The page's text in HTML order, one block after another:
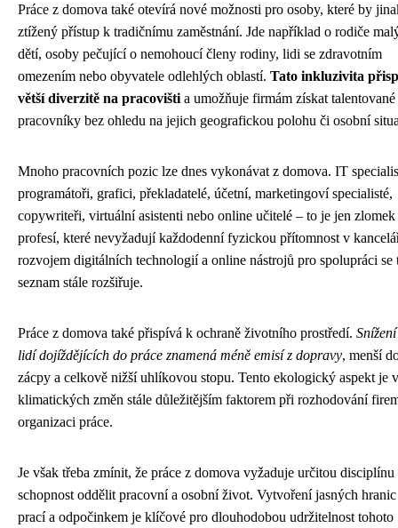
Práce z domova také otevírá nové možnosti pro osoby, které by
ztížený přístup k tradičnímu zaměstnání. Jde například o rodiče
dětí, osoby pečující o nemohoucí členy rodiny, lidi se zdravotním
omezením nebo obyvatele odlehlých oblastí. Tato inkluzivita
větší diverzitě na pracovišti a umožňuje firmám získat talentované
pracovníky bez ohledu na jejich geografickou polohu či osobní
Mnoho pracovních pozic lze dnes vykonávat z domova. IT
programátoři, grafici, překladatelé, účetní, marketingoví specialisté,
copywriteři, virtuální asistenti nebo online učitelé – to je jen zlomek
profesí, které nevyžadují každodenní fyzickou přítomnost v
rozvojem digitálních technologií a online nástrojů pro spolupráci se
seznam stále rozšiřuje.
Práce z domova také přispívá k ochraně životního prostředí.
lidí dojíždějících do práce znamená méně emisí z dopravy, menší
zácpy a celkově nižší uhlíkovou stopu. Tento ekologický aspekt je
klimatických změn stále důležitějším faktorem při rozhodování
organizaci práce.
Je však třeba zmínit, že práce z domova vyžaduje určitou disciplínu
schopnost oddělit pracovní a osobní život. Vytvoření jasných
prací a odpočinkem je klíčové pro dlouhodobou udržitelnost tohoto